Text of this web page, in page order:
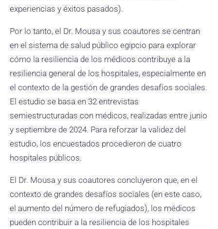
experiencias y éxitos pasados).
Por lo tanto, el Dr. Mousa y sus coautores se centran
en el sistema de salud público egipcio para explorar
cómo la resiliencia de los médicos contribuye a la
resiliencia general de los hospitales, especialmente en
el contexto de la gestión de grandes desafíos sociales.
El estudio se basa en 32 entrevistas
semiestructuradas con médicos, realizadas entre junio
y septiembre de 2024. Para reforzar la validez del
estudio, los encuestados procedieron de cuatro
hospitales públicos.
El Dr. Mousa y sus coautores concluyeron que, en el
contexto de grandes desafíos sociales (en este caso,
el aumento del número de refugiados), los médicos
pueden contribuir a la resiliencia de los hospitales